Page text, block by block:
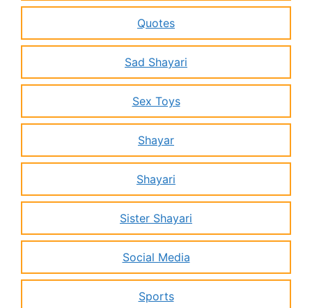
Quotes
Sad Shayari
Sex Toys
Shayar
Shayari
Sister Shayari
Social Media
Sports